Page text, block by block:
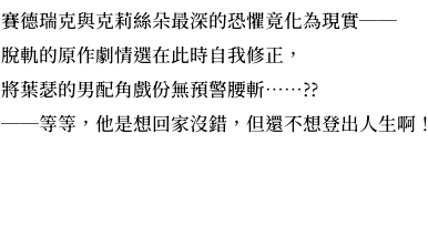
賽德瑞克與克莉絲朵最深的恐懼竟化為現實──
脫軌的原作劇情選在此時自我修正，
將葉瑟的男配角戲份無預警腰斬……??
──等等，他是想回家沒錯，但還不想登出人生啊！